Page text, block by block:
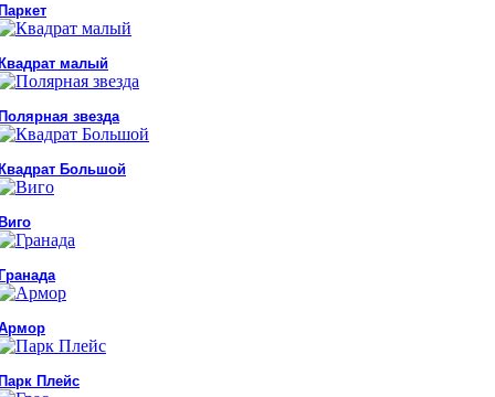
малый
звезда
Большой
Плейс